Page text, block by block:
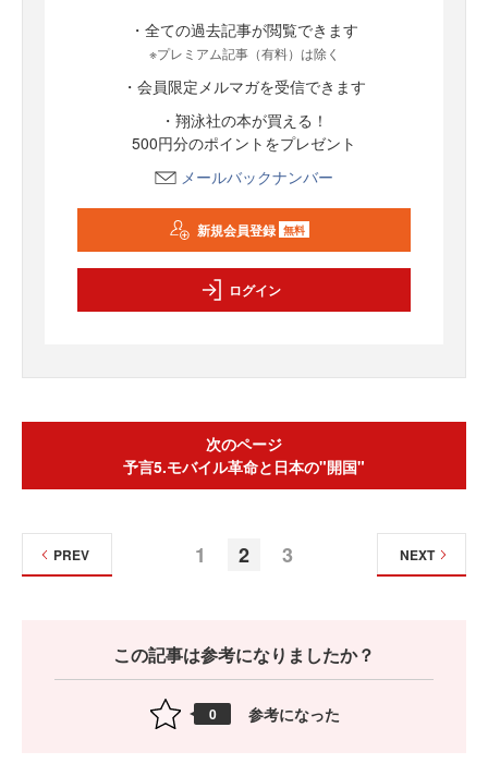
・全ての過去記事が閲覧できます
※プレミアム記事（有料）は除く
・会員限定メルマガを受信できます
・翔泳社の本が買える！
500円分のポイントをプレゼント
メールバックナンバー
新規会員登録 無料
ログイン
次のページ
予言5.モバイル革命と日本の"開国"
1 2 3
PREV NEXT
この記事は参考になりましたか？
0 参考になった